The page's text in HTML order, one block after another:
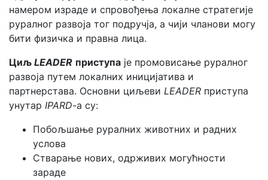
намером израде и спровођења локалне стратегије
руралног развоја тог подручја, а чији чланови могу
бити физичка и правна лица.
Циљ LEADER приступа је промовисање руралног
развоја путем локалних иницијатива и
партнерстава. Основни циљеви LEADER приступа
унутар IPARD-а су:
Побољшање руралних животних и радних
услова
Стварање нових, одрживих могућности
зараде